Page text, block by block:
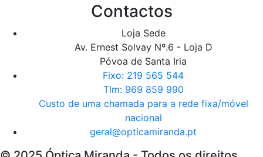
Contactos
Loja Sede
Av. Ernest Solvay Nº.6 - Loja D
Póvoa de Santa Iria
Fixo: 219 565 544
Tlm: 969 859 990
Custo de uma chamada para a rede fixa/móvel
nacional
geral@opticamiranda.pt